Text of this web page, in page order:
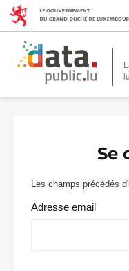
Se
Les champs précédés
Adresse email